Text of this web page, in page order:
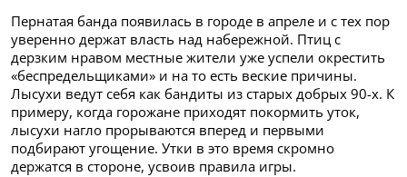
Пернатая банда появилась в городе в апреле и с тех пор
уверенно держат власть над набережной. Птиц с
дерзким нравом местные жители уже успели окрестить
«беспредельщиками» и на то есть веские причины.
Лысухи ведут себя как бандиты из старых добрых 90-х. К
примеру, когда горожане приходят покормить уток,
лысухи нагло прорываются вперед и первыми
подбирают угощение. Утки в это время скромно
держатся в стороне, усвоив правила игры.